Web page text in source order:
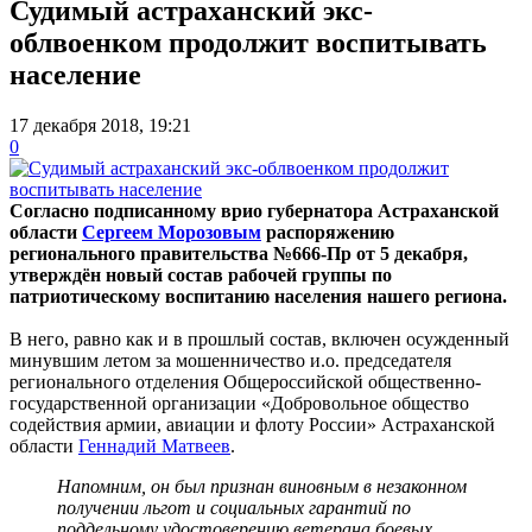
Судимый астраханский экс-
облвоенком продолжит воспитывать
население
17 декабря 2018, 19:21
0
Согласно подписанному врио губернатора Астраханской
области Сергеем Морозовым распоряжению
регионального правительства №666-Пр от 5 декабря,
утверждён новый состав рабочей группы по
патриотическому воспитанию населения нашего региона.
В него, равно как и в прошлый состав, включен осужденный
минувшим летом за мошенничество и.о. председателя
регионального отделения Общероссийской общественно-
государственной организации «Добровольное общество
содействия армии, авиации и флоту России» Астраханской
области Геннадий Матвеев.
Напомним, он был признан виновным в незаконном
получении льгот и социальных гарантий по